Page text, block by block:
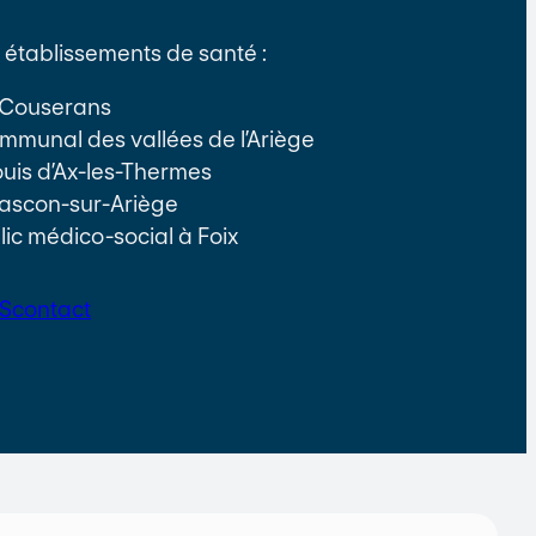
de santé :
des vallées de l’Ariège
d’Ax-les-Thermes
sur-Ariège
médico-social à Foix
contact